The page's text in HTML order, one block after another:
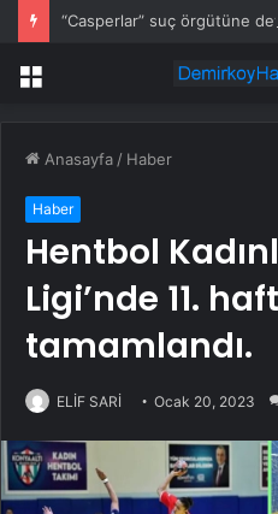
Menü
Anasayfa / Haber
Haber
Hentbol
Ligi’nde 11.
tamamlandı.
ELİF SARİ Ocak 20, 2023